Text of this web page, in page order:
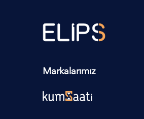
Markalarımız